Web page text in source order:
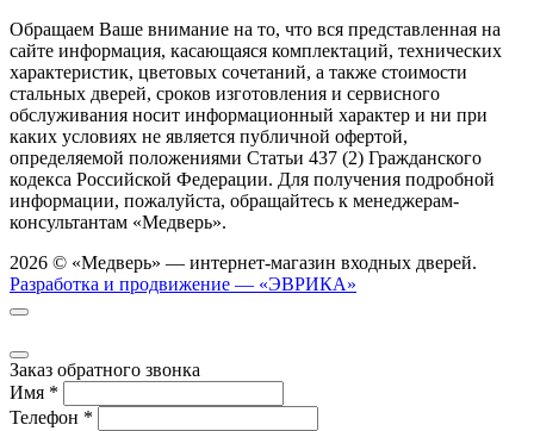
Обращаем Ваше внимание на то, что вся представленная на
сайте информация, касающаяся комплектаций, технических
характеристик, цветовых сочетаний, а также стоимости
стальных дверей, сроков изготовления и сервисного
обслуживания носит информационный характер и ни при
каких условиях не является публичной офертой,
определяемой положениями Статьи 437 (2) Гражданского
кодекса Российской Федерации. Для получения подробной
информации, пожалуйста, обращайтесь к менеджерам-
консультантам «Медверь».
2026 © «Медверь» — интернет-магазин входных дверей.
Разработка и продвижение — «ЭВРИКА»
Заказ обратного звонка
Имя *
Телефон *